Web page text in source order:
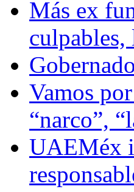
Más ex
culpables,
Vamos
“narco”,
UAEMéx